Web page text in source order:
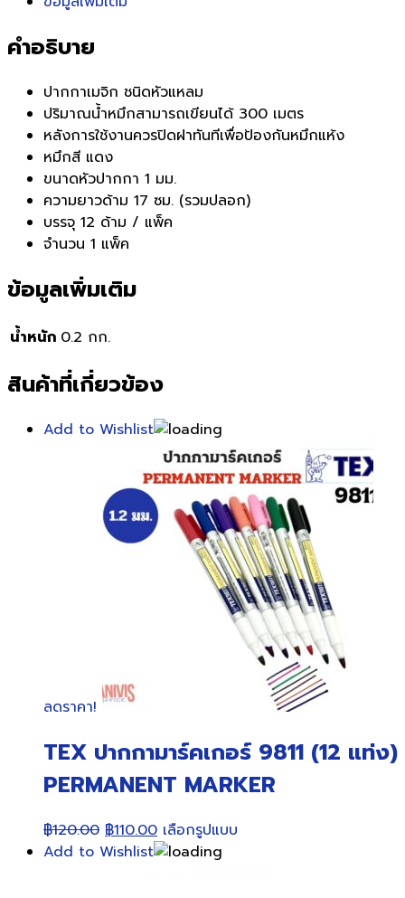
คำอธิบาย
ปากกาเมจิก ชนิดหัวแหลม
ปริมาณน้ำหมึกสามารถเขียนได้ 300 เมตร
หลังการใช้งานควรปิดฝาทันทีเพื่อป้องกันหมึกแห้ง
หมึกสี แดง
ขนาดหัวปากกา 1 มม.
ความยาวด้าม 17 ซม. (รวมปลอก)
บรรจุ 12 ด้าม / แพ็ค
จำนวน 1 แพ็ค
ข้อมูลเพิ่มเติม
น้ำหนัก 0.2 กก.
สินค้าที่เกี่ยวข้อง
Add to Wishlist
ลดราคา!
TEX ปากกามาร์คเกอร์ 9811 (12 แท่ง)
PERMANENT MARKER
฿120.00 Original
price
฿110.00Current
price
เลือกรูปแบบ
Add to Wishlist